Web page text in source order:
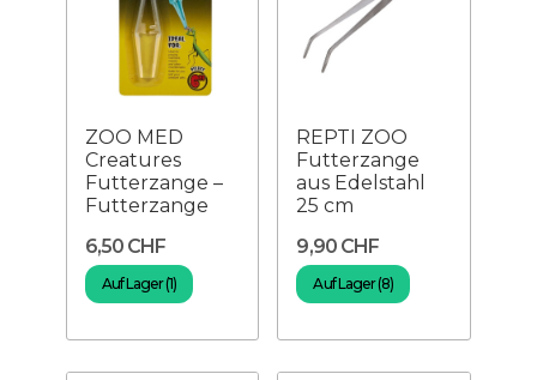
ZOO MED
Creatures
Futterzange –
Futterzange
6,50 CHF
Auf Lager (1)
REPTI ZOO
Futterzange
aus Edelstahl
25 cm
9,90 CHF
Auf Lager (8)